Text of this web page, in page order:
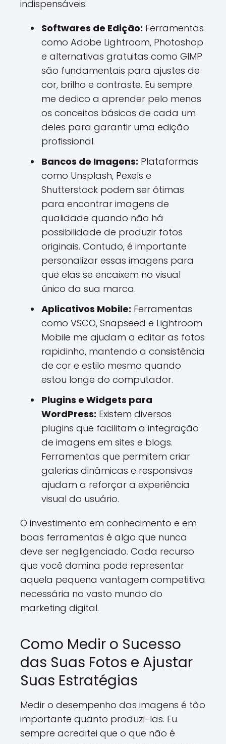
indispensáveis:
Softwares de Edição: Ferramentas
como Adobe Lightroom, Photoshop
e alternativas gratuitas como GIMP
são fundamentais para ajustes de
cor, brilho e contraste. Eu sempre
me dedico a aprender pelo menos
os conceitos básicos de cada um
deles para garantir uma edição
profissional.
Bancos de Imagens: Plataformas
como Unsplash, Pexels e
Shutterstock podem ser ótimas
para encontrar imagens de
qualidade quando não há
possibilidade de produzir fotos
originais. Contudo, é importante
personalizar essas imagens para
que elas se encaixem no visual
único da sua marca.
Aplicativos Mobile: Ferramentas
como VSCO, Snapseed e Lightroom
Mobile me ajudam a editar as fotos
rapidinho, mantendo a consistência
de cor e estilo mesmo quando
estou longe do computador.
Plugins e Widgets para
WordPress: Existem diversos
plugins que facilitam a integração
de imagens em sites e blogs.
Ferramentas que permitem criar
galerias dinâmicas e responsivas
ajudam a reforçar a experiência
visual do usuário.
O investimento em conhecimento e em
boas ferramentas é algo que nunca
deve ser negligenciado. Cada recurso
que você domina pode representar
aquela pequena vantagem competitiva
necessária no vasto mundo do
marketing digital.
Como Medir o Sucesso
das Suas Fotos e Ajustar
Suas Estratégias
Medir o desempenho das imagens é tão
importante quanto produzi-las. Eu
sempre acreditei que o que não é